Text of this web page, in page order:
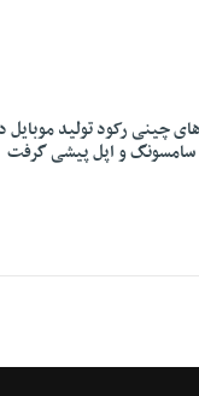
چینی رکود تولید
سامسونگ و اپل پیشی گرفت